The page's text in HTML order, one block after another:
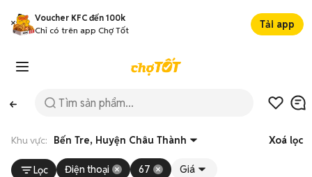
Voucher KFC đến 100k
Chỉ có trên app Chợ Tốt
Tải app
Khu vực: Bến Tre, Huyện Châu Thành Xoá lọc
Lọc Điện thoại 67 Giá